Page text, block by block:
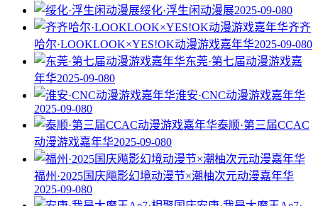
绥化·浮生闲动漫展2025-09-080
齐齐
哈尔·LOOKLOOK×YES!OK动漫游戏嘉年华2025-09-080
东莞·第七届动漫游戏嘉
年华2025-09-080
淮安·CNC动漫游戏嘉年华
2025-09-080
泰顺·第三届CCAC
动漫游戏嘉年华2025-09-080
福州·2025国庆飚影幻境动漫节×潮柚次元动漫嘉年华
2025-09-080